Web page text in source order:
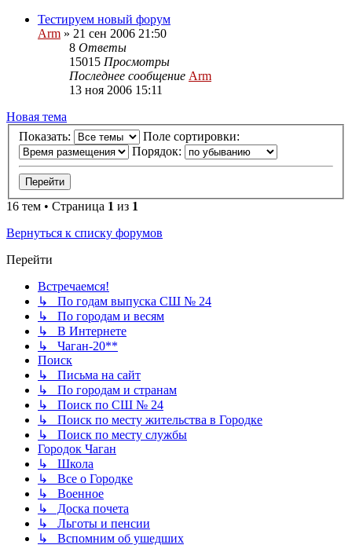
Тестируем новый форум
Arm » 21 сен 2006 21:50
8 Ответы
15015 Просмотры
Последнее сообщение Arm
13 ноя 2006 15:11
Новая тема
Показать:
Поле сортировки:
Порядок:
16 тем • Страница 1 из 1
Вернуться к списку форумов
Перейти
Встречаемся!
↳ По годам выпуска СШ № 24
↳ По городам и весям
↳ В Интернете
↳ Чаган-20**
Поиск
↳ Письма на сайт
↳ По городам и странам
↳ Поиск по СШ № 24
↳ Поиск по месту жительства в Городке
↳ Поиск по месту службы
Городок Чаган
↳ Школа
↳ Все о Городке
↳ Военное
↳ Доска почета
↳ Льготы и пенсии
↳ Вспомним об ушедших